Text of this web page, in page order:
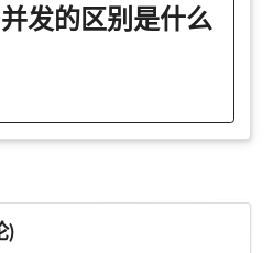
发的区别是什么
)